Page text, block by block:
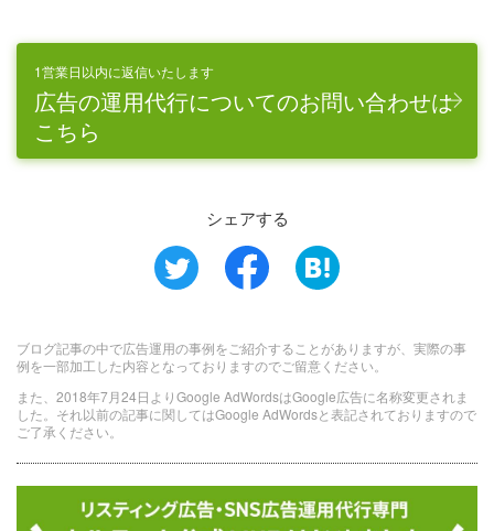
1営業日以内に返信いたします
広告の運用代行についてのお問い合わせは
こちら
シェアする
ブログ記事の中で広告運用の事例をご紹介することがありますが、実際の事
例を一部加工した内容となっておりますのでご留意ください。
また、2018年7月24日よりGoogle AdWordsはGoogle広告に名称変更されま
した。それ以前の記事に関してはGoogle AdWordsと表記されておりますので
ご了承ください。